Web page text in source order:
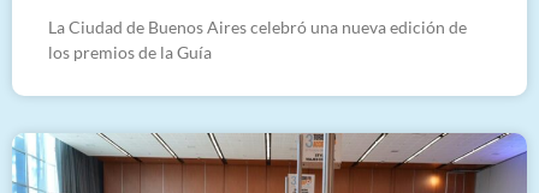
La Ciudad de Buenos Aires celebró una nueva edición de
los premios de la Guía